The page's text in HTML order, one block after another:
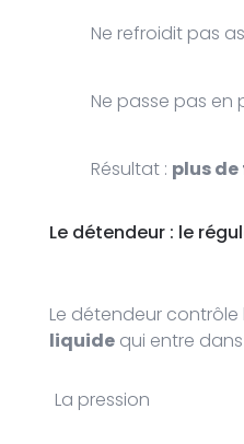
Ne refroidit pas
Ne passe pas en
Résultat : plus
Le détendeur : le
Le détendeur contrôle
liquidequi entre dans
La pression